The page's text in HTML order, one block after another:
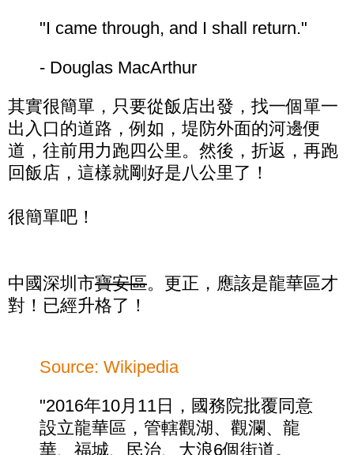
"I came through, and I shall return."
- Douglas MacArthur
其實很簡單，只要從飯店出發，找一個單一
出入口的道路，例如，堤防外面的河邊便
道，往前用力跑四公里。然後，折返，再跑
回飯店，這樣就剛好是八公里了！
很簡單吧！
中國深圳市寶安區。更正，應該是龍華區才
對！已經升格了！
Source: Wikipedia
"2016年10月11日，國務院批覆同意
設立龍華區，管轄觀湖、觀瀾、龍
華、福城、民治、大浪6個街道。